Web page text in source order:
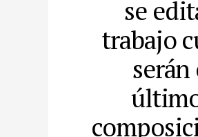
se
trabajo